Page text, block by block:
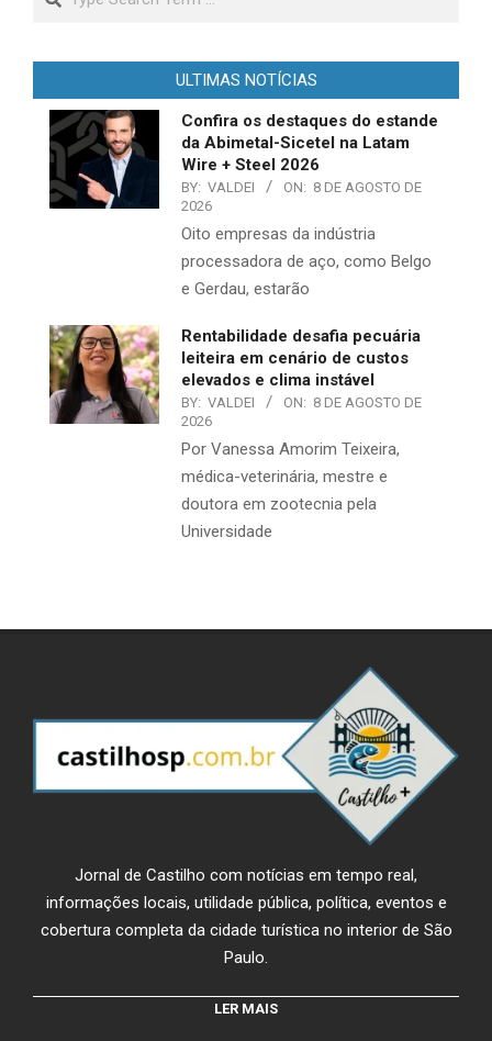
ULTIMAS NOTÍCIAS
Confira os destaques do estande
da Abimetal-Sicetel na Latam
Wire + Steel 2026
BY: VALDEI ON: 8 DE AGOSTO DE
2026
Oito empresas da indústria
processadora de aço, como Belgo
e Gerdau, estarão
Rentabilidade desafia pecuária
leiteira em cenário de custos
elevados e clima instável
BY: VALDEI ON: 8 DE AGOSTO DE
2026
Por Vanessa Amorim Teixeira,
médica-veterinária, mestre e
doutora em zootecnia pela
Universidade
Jornal de Castilho com notícias em tempo real,
informações locais, utilidade pública, política, eventos e
cobertura completa da cidade turística no interior de São
Paulo.
LER MAIS